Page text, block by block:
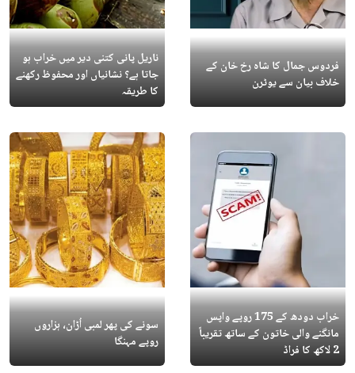
فردوس جمال کا شاہ رخ خان کے
خلاف بیان سے یوٹرن
ناریل پانی کتنی دیر میں خراب ہو
جاتا ہے؟ نشانیاں اور محفوظ رکھنے
کا طریقہ
خراب دودھ کے 175 روپے واپس
مانگنے والی خاتون کے ساتھ تقریباً
2 لاکھ کا فراڈ
سونے کی پھر لمبی اُڑان، ہزاروں
روپے مہنگا